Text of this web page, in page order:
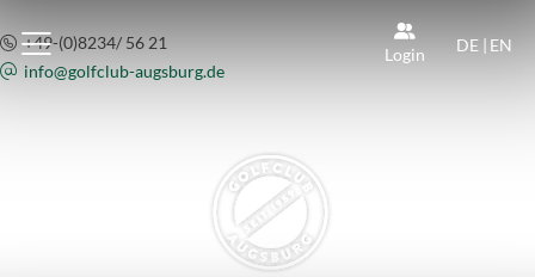
Login DE | EN
+49-(0)8234/ 56 21
info@golfclub-augsburg.de